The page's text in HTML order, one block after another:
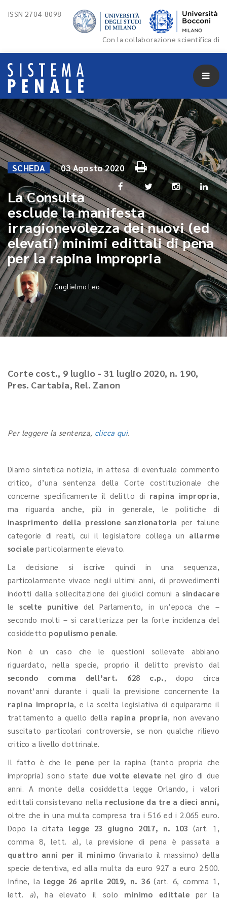
ISSN 2704-8098
Con la collaborazione scientifica di
SCHEDA 03 Agosto 2020
La Consulta
esclude la manifesta
irragionevolezza dei nuovi (ed
elevati) minimi edittali di pena
per la rapina impropria
Guglielmo Leo
Corte cost., 9 luglio - 31 luglio 2020, n. 190,
Pres. Cartabia, Rel. Zanon
Per leggere la sentenza, clicca qui.
Diamo sintetica notizia, in attesa di eventuale commento
critico, d’una sentenza della Corte costituzionale che
concerne specificamente il delitto di rapina impropria,
ma riguarda anche, più in generale, le politiche di
inasprimento della pressione sanzionatoria per talune
categorie di reati, cui il legislatore collega un allarme
socialeparticolarmente elevato.
La decisione si iscrive quindi in una sequenza,
particolarmente vivace negli ultimi anni, di provvedimenti
indotti dalla sollecitazione dei giudici comuni asindacare
lescelte punitive del Parlamento, in un’epoca che –
secondo molti – si caratterizza per la forte incidenza del
cosiddetto populismo penale.
Non è un caso che le questioni sollevate abbiano
riguardato, nella specie, proprio il delitto previsto dal
secondo comma dell’art. 628 c.p., dopo circa
novant’anni durante i quali la previsione concernente la
rapina impropria, e la scelta legislativa di equipararne il
trattamento a quello della rapina propria, non avevano
suscitato particolari controversie, se non qualche rilievo
critico a livello dottrinale.
Il fatto è che le pene per la rapina (tanto propria che
impropria) sono state due volte elevate nel giro di due
anni. A monte della cosiddetta legge Orlando, i valori
edittali consistevano nella reclusione da tre a dieci anni,
oltre che in una multa compresa tra i 516 ed i 2.065 euro.
Dopo la citata legge 23 giugno 2017, n. 103 (art. 1,
comma 8, lett. a), la previsione di pena è passata a
quattro anni per il minimo (invariato il massimo) della
specie detentiva, ed alla multa da euro 927 a euro 2.500.
Infine, la legge 26 aprile 2019, n. 36(art. 6, comma 1,
lett. a), ha elevato il solo minimo edittaleper la